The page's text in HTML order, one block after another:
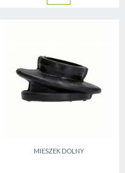
MIESZEK DOLNY